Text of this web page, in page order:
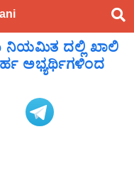
ನಿಯಮಿತ ದಲ್ಲಿ ಖಾಲಿ
ಅಭ್ಯರ್ಥಿಗಳಿಂದ